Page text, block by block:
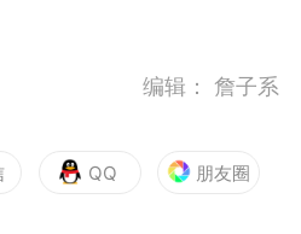
编辑：詹子系
QQ 朋友圈